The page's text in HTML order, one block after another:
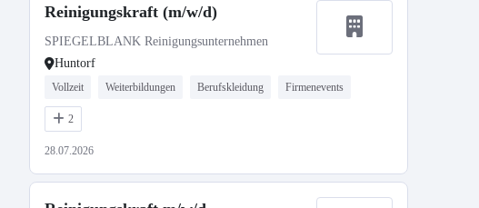
Reinigungskraft (m/w/d)
SPIEGELBLANK Reinigungsunternehmen
Huntorf
Vollzeit Weiterbildungen Berufskleidung Firmenevents
2
28.07.2026